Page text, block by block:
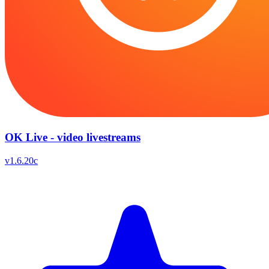
OK Live - video livestreams
v1.6.20c